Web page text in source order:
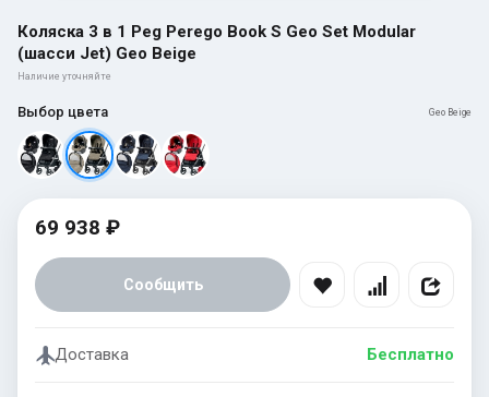
Коляска 3 в 1 Peg Perego Book S Geo Set Modular
(шасси Jet) Geo Beige
Наличие уточняйте
Выбор цвета Geo Beige
69 938 ₽
Сообщить
Доставка Бесплатно